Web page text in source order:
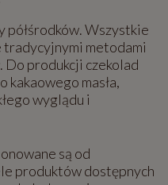
półśrodków. Wszystkie
tradycyjnymi metodami
Do produkcji czekolad
masła,
wyglądu i
są od
produktów dostępnych